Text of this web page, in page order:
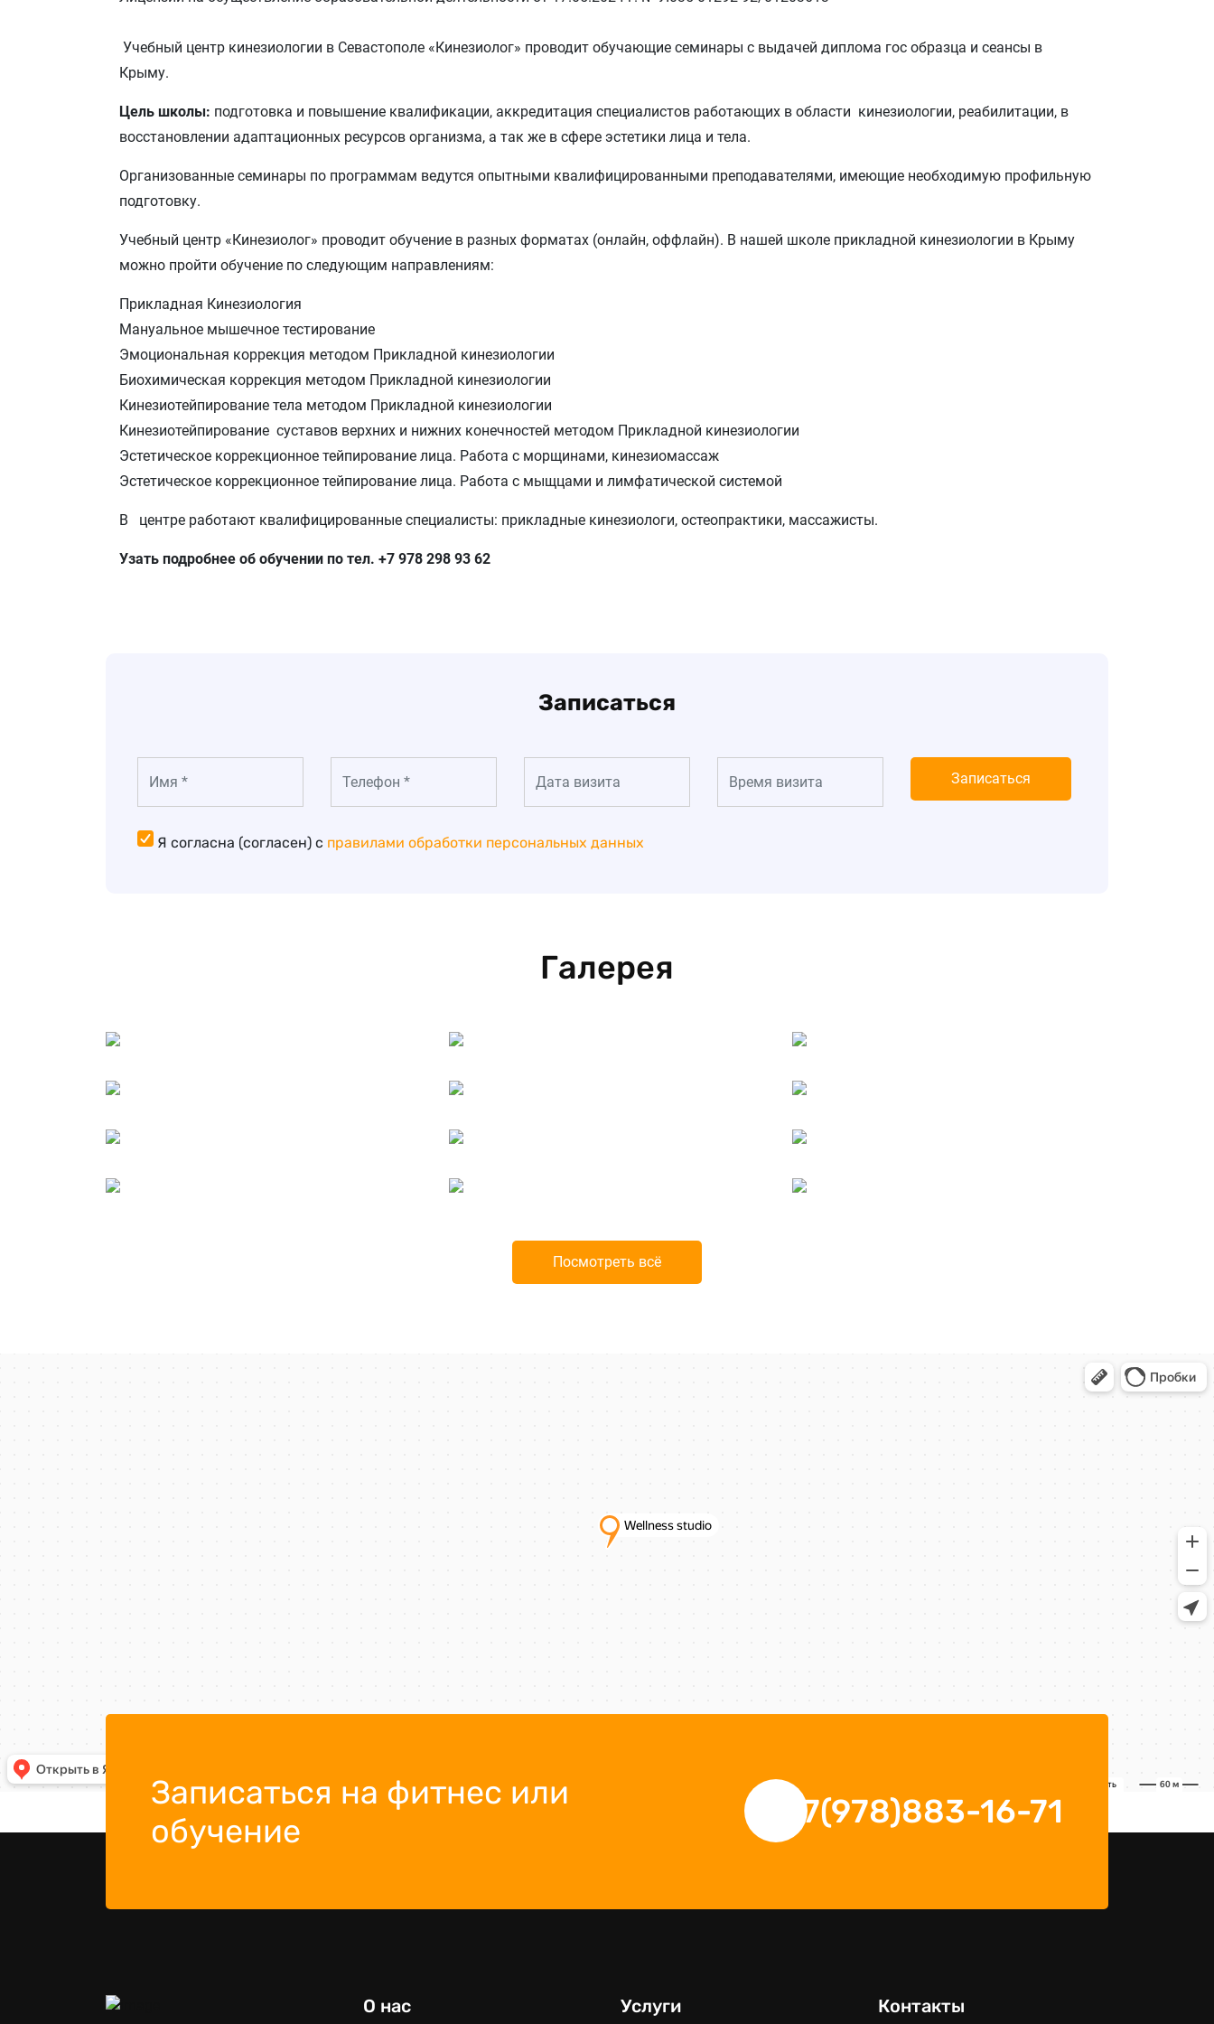
Учебный центр кинезиологии в Севастополе «Кинезиолог» проводит обучающие семинары с выдачей диплома гос образца и сеансы в
Крыму.
Цель школы: подготовка и повышение квалификации, аккредитация специалистов работающих в области кинезиологии, реабилитации, в
восстановлении адаптационных ресурсов организма, а так же в сфере эстетики лица и тела.
Организованные семинары по программам ведутся опытными квалифицированными преподавателями, имеющие необходимую профильную
подготовку.
Учебный центр «Кинезиолог» проводит обучение в разных форматах (онлайн, оффлайн). В нашей школе прикладной кинезиологии в Крыму
можно пройти обучение по следующим направлениям:
Прикладная Кинезиология
Мануальное мышечное тестирование
Эмоциональная коррекция методом Прикладной кинезиологии
Биохимическая коррекция методом Прикладной кинезиологии
Кинезиотейпирование тела методом Прикладной кинезиологии
Кинезиотейпирование суставов верхних и нижних конечностей методом Прикладной кинезиологии
Эстетическое коррекционное тейпирование лица. Работа с морщинами, кинезиомассаж
Эстетическое коррекционное тейпирование лица. Работа с мыщцами и лимфатической системой
В центре работают квалифицированные специалисты: прикладные кинезиологи, остеопрактики, массажисты.
Узать подробнее об обучении по тел. +7 978 298 93 62
Записаться
Записаться
Я согласна (согласен) с правилами обработки персональных данных
Галерея
Посмотреть всё
Записаться на фитнес или
обучение
+7(978)883-16-71
О нас Услуги Контакты